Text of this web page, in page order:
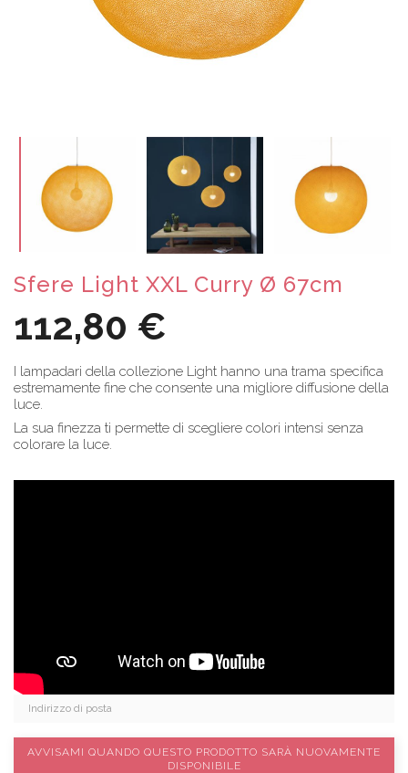
Sfere Light XXL Curry Ø 67cm
112,80 €
I lampadari della collezione Light hanno una trama specifica
estremamente fine che consente una migliore diffusione della
luce.
La sua finezza ti permette di scegliere colori intensi senza
colorare la luce.
AVVISAMI QUANDO QUESTO PRODOTTO SARÀ NUOVAMENTE
DISPONIBILE